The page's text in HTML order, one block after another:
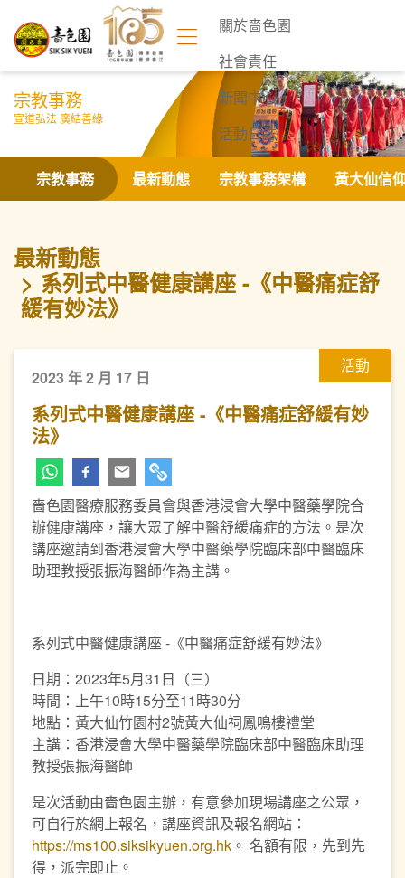
關於嗇色園
社會責任
新聞中心
活動日誌
聯絡我們
宗教事務
宣道弘法 廣結善緣
宗教事務 最新動態 宗教事務架構 黃大仙信
最新動態
系列式中醫健康講座 -《中醫痛症舒
緩有妙法》
活動
2023 年 2 月 17 日
系列式中醫健康講座 -《中醫痛症舒緩有妙
法》
嗇色園醫療服務委員會與香港浸會大學中醫藥學院合
辦健康講座，讓大眾了解中醫舒緩痛症的方法。是次
講座邀請到香港浸會大學中醫藥學院臨床部中醫臨床
助理教授張振海醫師作為主講。
系列式中醫健康講座 -《中醫痛症舒緩有妙法》
日期：2023年5月31日（三）
時間：上午10時15分至11時30分
地點：黃大仙竹園村2號黃大仙祠鳳鳴樓禮堂
主講：香港浸會大學中醫藥學院臨床部中醫臨床助理
教授張振海醫師
是次活動由嗇色園主辦，有意參加現場講座之公眾，
可自行於網上報名，講座資訊及報名網站：
https://ms100.siksikyuen.org.hk 。 名額有限，先到先
得，派完即止。